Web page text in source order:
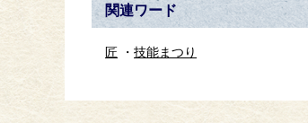
関連ワード
匠 技能まつり